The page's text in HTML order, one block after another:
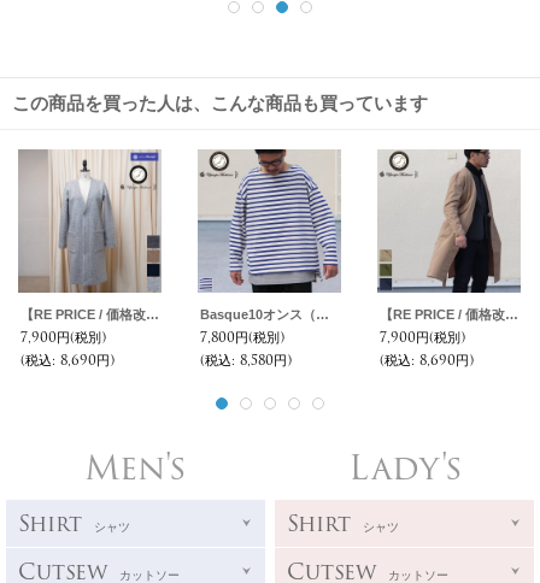
この商品を買った人は、こんな商品も買っています
【RE PRICE / 価格改定】イタリア製ファブリックスライバーニットミルドガウンコート [ Lady's ] 【MADE IN JAPAN】『日本製』/ Upscape Audience
7,900円(税別)
(税込: 8,690円)
Basque10オンス（バスク天竺）フレンチボーダー ボートネック BOX Tee【MADE IN JAPAN】『日本製』/ Upscape Audience
7,800円(税別)
(税込: 8,580円)
【RE PRICE / 価格改定】コーマウェザーキモノガウンコート【MADE IN JAPAN】『日本製』 / Upscape Audience
7,900円(税別)
(税込: 8,690円)
Men's
Shirt シャツ
Cutsew カットソー
Lady's
Shirt シャツ
Cutsew カットソー